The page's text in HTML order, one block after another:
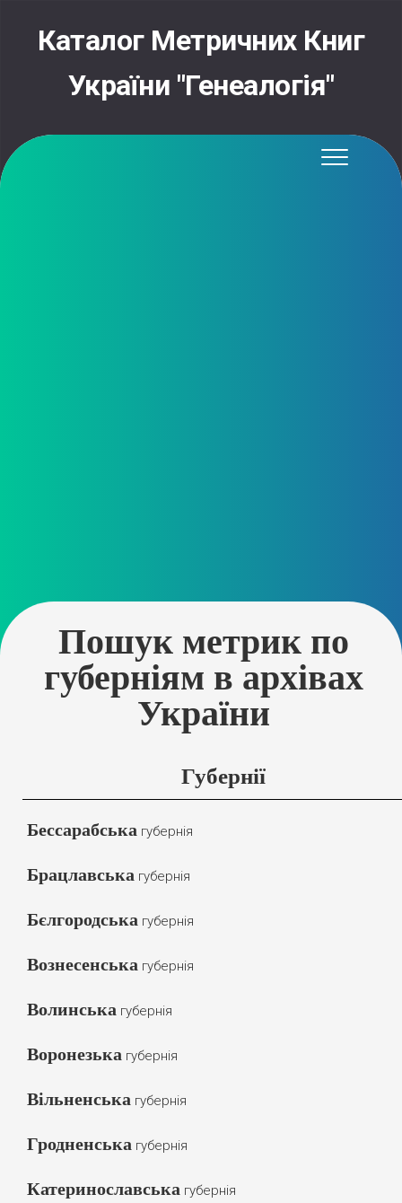
contentКаталог Метричних Книг
України "Генеалогія"
Пошук метрик по
губерніям в архівах
України
Губернії
Бессарабська губернія
Брацлавська губернія
Бєлгородська губернія
Вознесенська губернія
Волинська губернія
Воронезька губернія
Вільненська губернія
Гродненська губернія
Катеринославська губернія